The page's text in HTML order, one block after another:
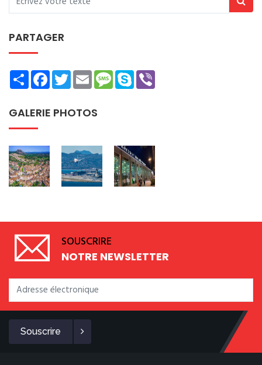
PARTAGER
ShareFacebookTwitterEmailMessage
Skype
GALERIE PHOTOS
SOUSCRIRE
NOTRE NEWSLETTER
Souscrire